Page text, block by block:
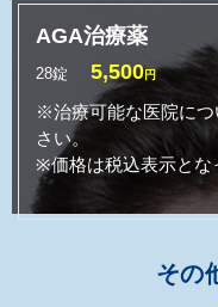
AGA治療薬
28錠 5,500円
※治療可能な医院に
さい。
※価格は税込表示とな
その